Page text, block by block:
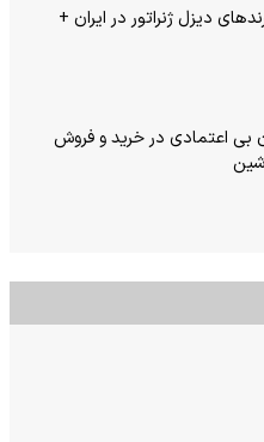
دیزل ژنراتور در ایران +
بی‌ اعتمادی در خرید و فروش